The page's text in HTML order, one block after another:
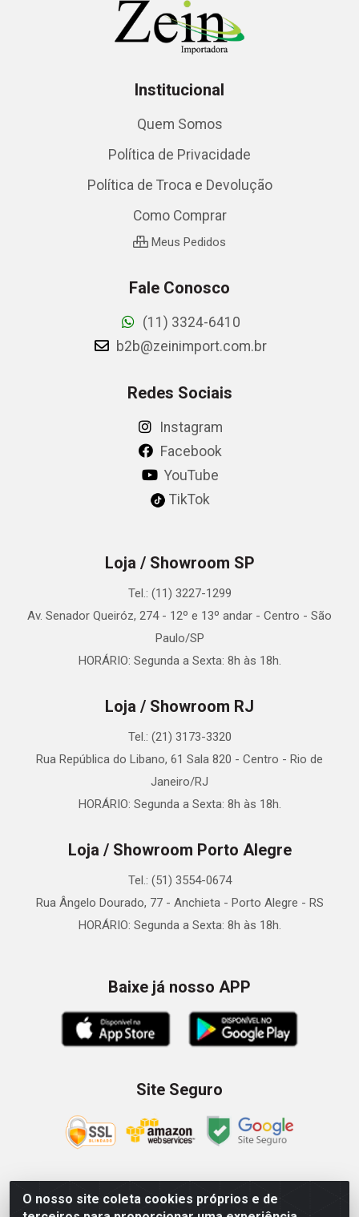
O nosso site coleta cookies próprios e de
Institucional
Quem Somos
Política de Privacidade
Política de Troca e Devolução
Como Comprar
Meus Pedidos
Fale Conosco
(11) 3324-6410
b2b@zeinimport.com.br
Redes Sociais
Instagram
Facebook
YouTube
TikTok
Loja / Showroom SP
Tel.: (11) 3227-1299
Av. Senador Queiróz, 274 - 12º e 13º andar - Centro - São
Paulo/SP
HORÁRIO: Segunda a Sexta: 8h às 18h.
Loja / Showroom RJ
Tel.: (21) 3173-3320
Rua República do Libano, 61 Sala 820 - Centro - Rio de
Janeiro/RJ
HORÁRIO: Segunda a Sexta: 8h às 18h.
Loja / Showroom Porto Alegre
Tel.: (51) 3554-0674
Rua Ângelo Dourado, 77 - Anchieta - Porto Alegre - RS
HORÁRIO: Segunda a Sexta: 8h às 18h.
Baixe já nosso APP
Site Seguro
Zein Importação e Comércio LTDA - Av. Senador Queiróz, 274